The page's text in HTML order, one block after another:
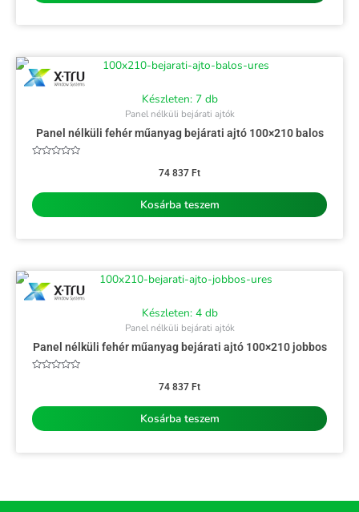
Készleten: 7 db
Panel nélküli bejárati ajtók
Panel nélküli fehér műanyag bejárati ajtó 100×210 balos
74 837 Ft
Kosárba teszem
Készleten: 4 db
Panel nélküli bejárati ajtók
Panel nélküli fehér műanyag bejárati ajtó 100×210 jobbos
74 837 Ft
Kosárba teszem